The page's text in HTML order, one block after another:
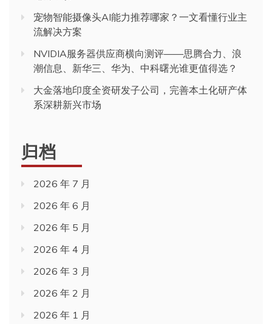
宠物智能摄像头AI能力推荐哪家？一文看懂行业主
流解决方案
NVIDIA服务器供应商横向测评——思腾合力、浪
潮信息、新华三、华为、中科曙光谁更值得选？
大金落地印度全资研发子公司，完善本土化研产体
系深耕新兴市场
归档
2026 年 7 月
2026 年 6 月
2026 年 5 月
2026 年 4 月
2026 年 3 月
2026 年 2 月
2026 年 1 月